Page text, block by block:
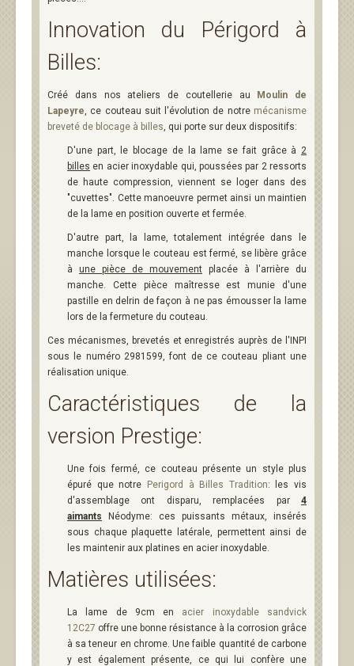
Innovation du Périgord à
Billes:
Créé dans nos ateliers de coutellerie au
Moulin de
Lapeyre, ce couteau suit l'évolution de notre mécanisme
breveté de blocage à billes, qui porte sur deux dispositifs:
D'une part, le blocage de la lame se fait grâce à 2
billes en acier inoxydable qui, poussées par 2 ressorts
de haute compression, viennent se loger dans des
"cuvettes". Cette manoeuvre permet ainsi un maintien
de la lame en position ouverte et fermée.
D'autre part, la lame, totalement intégrée dans le
manche lorsque le couteau est fermé, se libère grâce
à une pièce de mouvement placée à l'arrière du
manche. Cette pièce maîtresse est munie d'une
pastille en delrin de façon à ne pas émousser la lame
lors de la fermeture du couteau.
Ces mécanismes, brevetés et enregistrés auprès de l'INPI
sous le numéro 2981599, font de ce couteau pliant une
réalisation unique.
Caractéristiques de la
version Prestige:
Une fois fermé, ce couteau présente un style plus
épuré que notre
Perigord à Billes Tradition: les vis
d'assemblage ont disparu, remplacées par 4
aimants Néodyme: ces puissants métaux, insérés
sous chaque plaquette latérale, permettent ainsi de
les maintenir aux platines en acier inoxydable.
Matières utilisées:
La lame de 9cm en acier inoxydable sandvick
12C27 offre une bonne résistance à la corrosion grâce
à sa teneur en chrome. Une faible quantité de carbone
y est également présente, ce qui lui confère une